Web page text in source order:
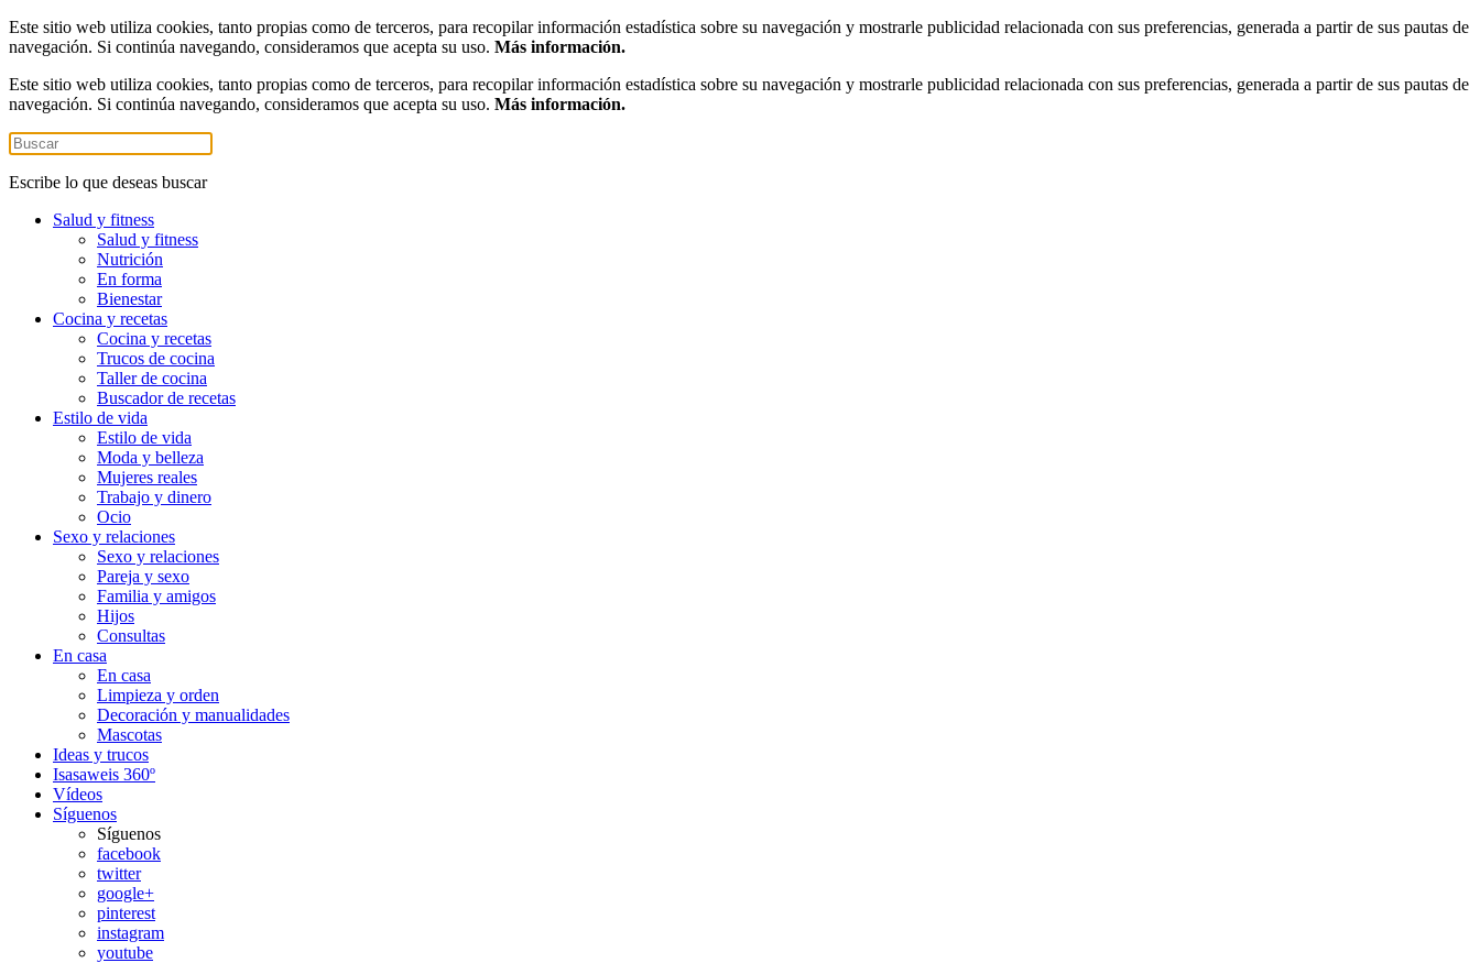
Este sitio web utiliza cookies, tanto propias como de terceros, para recopilar información estadística sobre su navegación y mostrarle publicidad relacionada con sus preferencias, generada a partir de sus pautas de
navegación. Si continúa navegando, consideramos que acepta su uso. Más información.
Este sitio web utiliza cookies, tanto propias como de terceros, para recopilar información estadística sobre su navegación y mostrarle publicidad relacionada con sus preferencias, generada a partir de sus pautas de
navegación. Si continúa navegando, consideramos que acepta su uso. Más información.
Escribe lo que deseas buscar
Salud y fitness
Salud y fitness
Nutrición
En forma
Bienestar
Cocina y recetas
Cocina y recetas
Trucos de cocina
Taller de cocina
Buscador de recetas
Estilo de vida
Estilo de vida
Moda y belleza
Mujeres reales
Trabajo y dinero
Ocio
Sexo y relaciones
Sexo y relaciones
Pareja y sexo
Familia y amigos
Hijos
Consultas
En casa
En casa
Limpieza y orden
Decoración y manualidades
Mascotas
Ideas y trucos
Isasaweis 360º
Vídeos
Síguenos
Síguenos
facebook
twitter
google+
pinterest
instagram
youtube